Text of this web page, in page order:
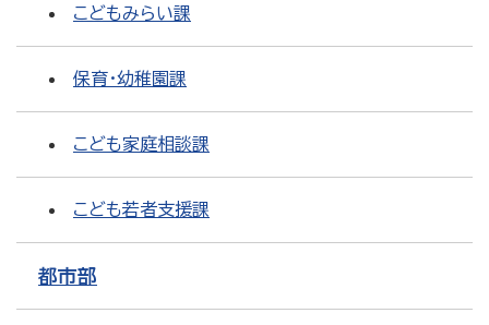
こどもみらい課
保育・幼稚園課
こども家庭相談課
こども若者支援課
都市部